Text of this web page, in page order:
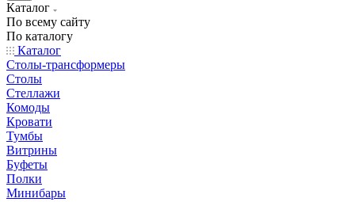
Каталог
По всему сайту
По каталогу
Каталог
Столы-трансформеры
Столы
Стеллажи
Комоды
Кровати
Тумбы
Витрины
Буфеты
Полки
Минибары